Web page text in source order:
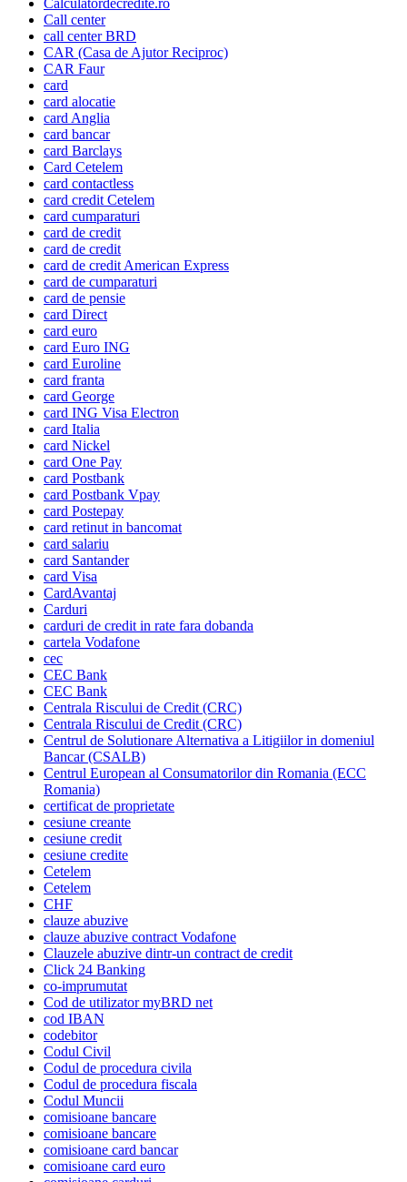
Call center
call center BRD
CAR (Casa de Ajutor Reciproc)
CAR Faur
card
card alocatie
card Anglia
card bancar
card Barclays
Card Cetelem
card contactless
card credit Cetelem
card cumparaturi
card de credit
card de credit
card de credit American Express
card de cumparaturi
card de pensie
card Direct
card euro
card Euro ING
card Euroline
card franta
card George
card ING Visa Electron
card Italia
card Nickel
card One Pay
card Postbank
card Postbank Vpay
card Postepay
card retinut in bancomat
card salariu
card Santander
card Visa
CardAvantaj
Carduri
carduri de credit in rate fara dobanda
cartela Vodafone
cec
CEC Bank
CEC Bank
Centrala Riscului de Credit (CRC)
Centrala Riscului de Credit (CRC)
Centrul de Solutionare Alternativa a Litigiilor in domeniul
Bancar (CSALB)
Centrul European al Consumatorilor din Romania (ECC
Romania)
certificat de proprietate
cesiune creante
cesiune credit
cesiune credite
Cetelem
Cetelem
CHF
clauze abuzive
clauze abuzive contract Vodafone
Clauzele abuzive dintr-un contract de credit
Click 24 Banking
co-imprumutat
Cod de utilizator myBRD net
cod IBAN
codebitor
Codul Civil
Codul de procedura civila
Codul de procedura fiscala
Codul Muncii
comisioane bancare
comisioane bancare
comisioane card bancar
comisioane card euro